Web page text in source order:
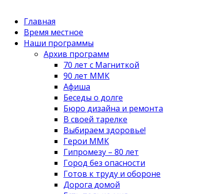
Главная
Время местное
Наши программы
Архив программ
70 лет с Магниткой
90 лет ММК
Афиша
Беседы о долге
Бюро дизайна и ремонта
В своей тарелке
Выбираем здоровье!
Герои ММК
Гипромезу – 80 лет
Город без опасности
Готов к труду и обороне
Дорога домой